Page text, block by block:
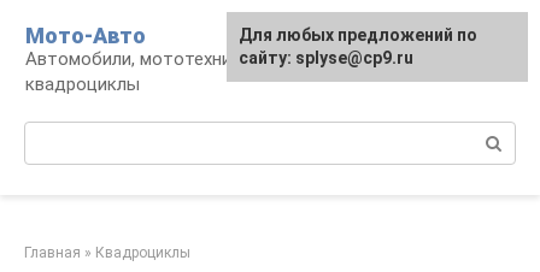
контенту
Мото-Авто
Автомобили, мототехника, снегоходы,
квадроциклы
Главная » Квадроциклы
Для любых предложений по
сайту: splyse@cp9.ru